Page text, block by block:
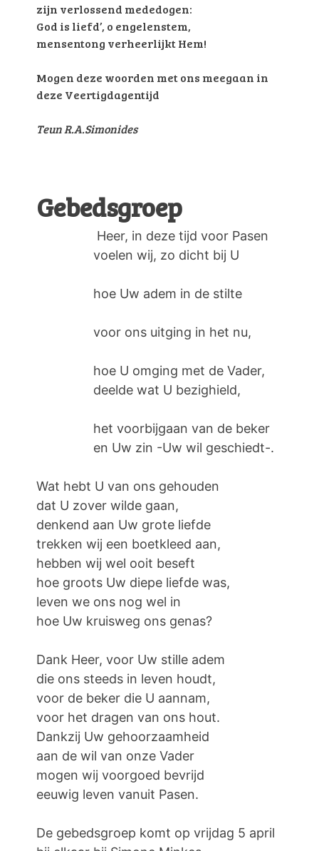
zijn verlossend mededogen:
God is liefd’, o engelenstem,
mensentong verheerlijkt Hem!
Mogen deze woorden met ons meegaan in
deze Veertigdagentijd
Teun R.A.Simonides
Gebedsgroep
Heer, in deze tijd voor Pasen
voelen wij, zo dicht bij U
hoe Uw adem in de stilte
voor ons uitging in het nu,
hoe U omging met de Vader,
deelde wat U bezighield,
het voorbijgaan van de beker
en Uw zin -Uw wil geschiedt-.
Wat hebt U van ons gehouden
dat U zover wilde gaan,
denkend aan Uw grote liefde
trekken wij een boetkleed aan,
hebben wij wel ooit beseft
hoe groots Uw diepe liefde was,
leven we ons nog wel in
hoe Uw kruisweg ons genas?
Dank Heer, voor Uw stille adem
die ons steeds in leven houdt,
voor de beker die U aannam,
voor het dragen van ons hout.
Dankzij Uw gehoorzaamheid
aan de wil van onze Vader
mogen wij voorgoed bevrijd
eeuwig leven vanuit Pasen.
De gebedsgroep komt op vrijdag 5 april